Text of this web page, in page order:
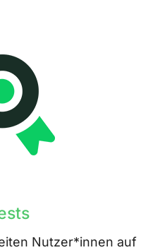
Nutzer*innen auf